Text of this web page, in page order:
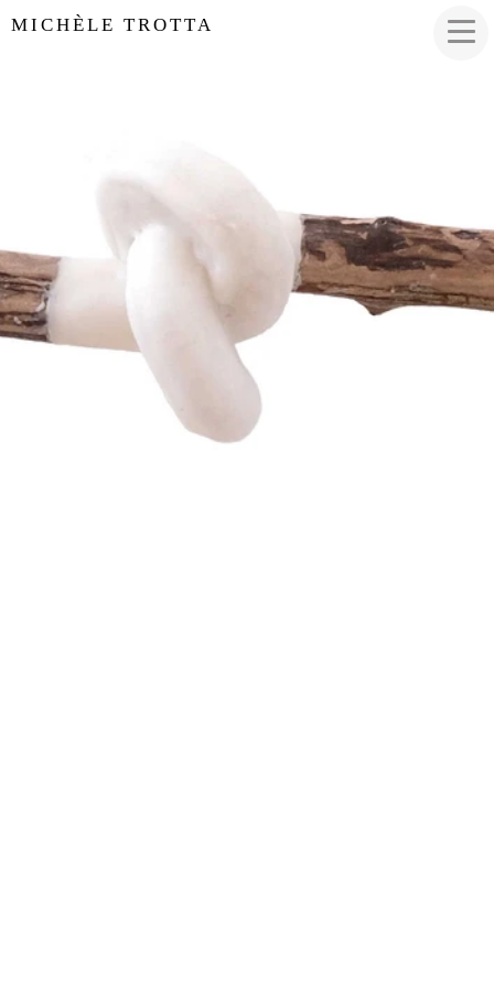
MICHÈLE TROTTA